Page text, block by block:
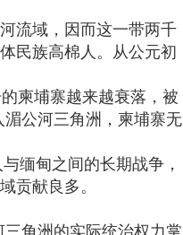
流域，因而这一带两千
民族高棉人。从公元初
柬埔寨越来越衰落，被
公河三角洲，柬埔寨无
缅甸之间的长期战争，
贡献良多。
角洲的实际统治权力掌